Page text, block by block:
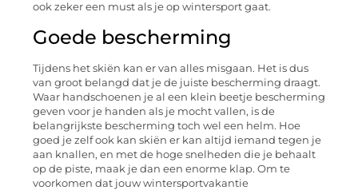
ook zeker een must als je op wintersport gaat.
Goede bescherming
Tijdens het skiën kan er van alles misgaan. Het is dus
van groot belangd dat je de juiste bescherming draagt.
Waar handschoenen je al een klein beetje bescherming
geven voor je handen als je mocht vallen, is de
belangrijkste bescherming toch wel een helm. Hoe
goed je zelf ook kan skiën er kan altijd iemand tegen je
aan knallen, en met de hoge snelheden die je behaalt
op de piste, maak je dan een enorme klap. Om te
voorkomen dat jouwwintersportvakantie